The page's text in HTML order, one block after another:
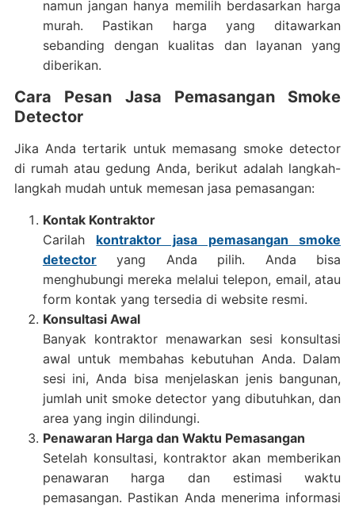
namun jangan hanya memilih berdasarkan harga
murah. Pastikan harga yang ditawarkan
sebanding dengan kualitas dan layanan yang
diberikan.
Cara Pesan Jasa Pemasangan Smoke
Detector
Jika Anda tertarik untuk memasang smoke detector
di rumah atau gedung Anda, berikut adalah langkah-
langkah mudah untuk memesan jasa pemasangan:
Kontak Kontraktor
Carilah kontraktor jasa pemasangan smoke
detectoryang Anda pilih. Anda bisa
menghubungi mereka melalui telepon, email, atau
form kontak yang tersedia di website resmi.
Konsultasi Awal
Banyak kontraktor menawarkan sesi konsultasi
awal untuk membahas kebutuhan Anda. Dalam
sesi ini, Anda bisa menjelaskan jenis bangunan,
jumlah unit smoke detector yang dibutuhkan, dan
area yang ingin dilindungi.
Penawaran Harga dan Waktu Pemasangan
Setelah konsultasi, kontraktor akan memberikan
penawaran harga dan estimasi waktu
pemasangan. Pastikan Anda menerima informasi